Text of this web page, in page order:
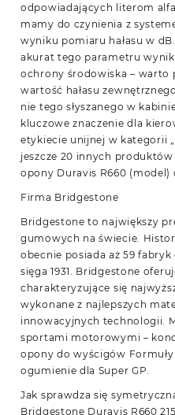
odpowiadających literom
mamy do czynienia z
wyniku pomiaru hałasu w
akurat tego parametru
ochrony środowiska – warto
wartość hałasu
nie tego słyszanego w
kluczowe znaczenie dla
etykiecie unijnej w kategorii
jeszcze 20 innych
opony Duravis R660 (model)
Firma Bridgestone
Bridgestone to największy
gumowych na świecie.
obecnie posiada aż 59 fabryk
sięga 1931. Bridgestone
charakteryzujące się
wykonane z najlepszych
innowacyjnych technologii.
sportami motorowymi –
opony do wyścigów Formuły
ogumienie dla Super GP.
Jak sprawdza się
Bridgestone Duravis R660